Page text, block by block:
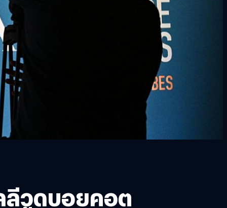
ลีวูดบอยคอต